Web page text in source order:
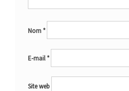
Nom*
E-mail*
Site web